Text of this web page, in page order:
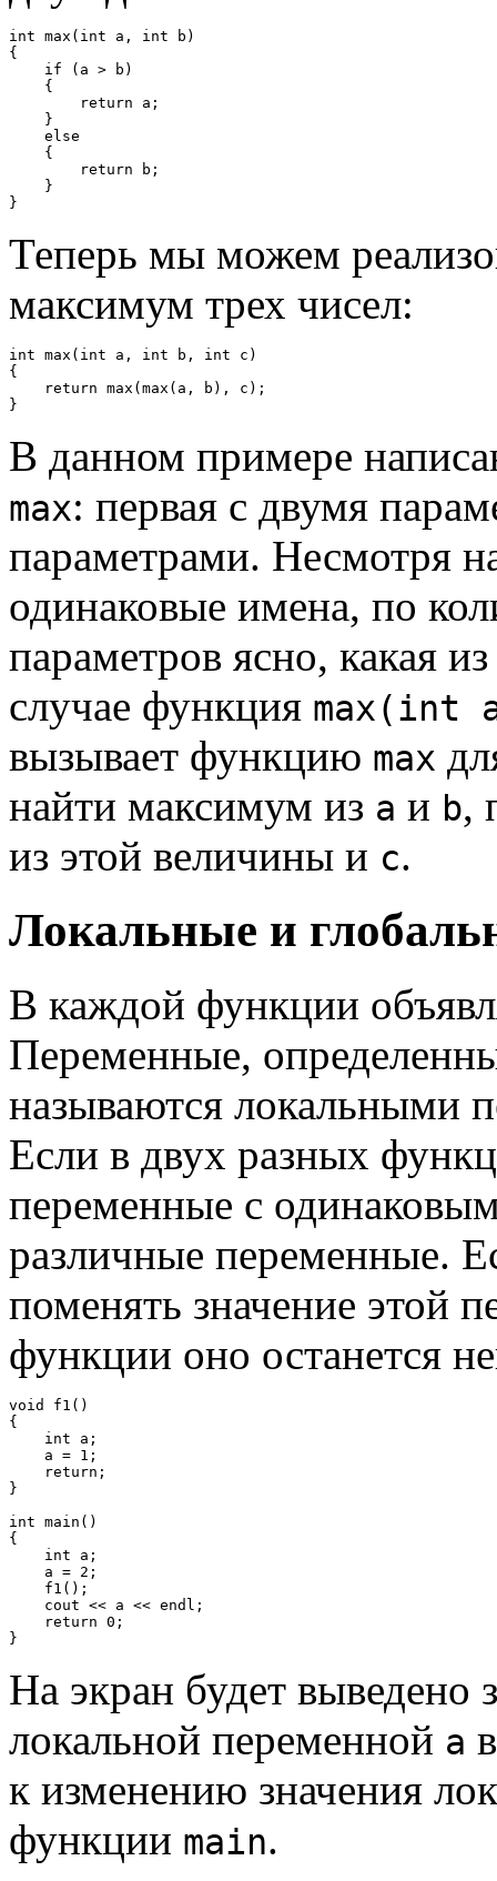
int max(int a, int b)
{
    if (a > b)
    {
        return a;
    }
    else
    {
        return b;
    }
Теперь мы можем
максимум трех чисел:
int max(int a, int b, int c)
{
    return max(max(a, b), c);
В данном примере
max: первая с двумя
параметрами. Несмотря
одинаковые имена, по
параметров ясно, какая
случае функция
вызывает функцию max
найти максимум из a и b,
из этой величины и c.
Локальные и
В каждой функции
Переменные,
называются локальными
Если в двух разных
переменные с
различные переменные.
поменять значение этой
функции оно останется
void f1()
{
    int a;
    a = 1;
    return;
}
int main()
{
    int a;
    a = 2;
    f1();
    cout << a << endl;
    return 0;
На экран будет выведено
локальной переменной a
к изменению значения
функции main.